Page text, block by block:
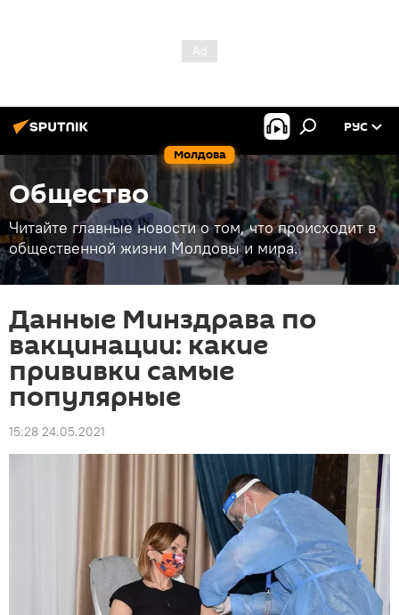
Молдова
РУС
Общество
Читайте главные новости о том, что происходит в
общественной жизни Молдовы и мира.
Данные Минздрава по
вакцинации: какие
прививки самые
популярные
15:28 24.05.2021